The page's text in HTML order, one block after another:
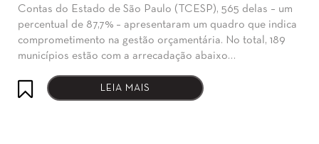
Contas do Estado de São Paulo (TCESP), 565 delas – um
percentual de 87,7% – apresentaram um quadro que indica
comprometimento na gestão orçamentária. No total, 189
municípios estão com a arrecadação abaixo…
LEIA MAIS